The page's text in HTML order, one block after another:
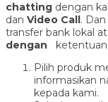
chatting dengan
dan Video Call.
transfer bank lokal
dengan
Pilih produk
informasikan
kepada kami.